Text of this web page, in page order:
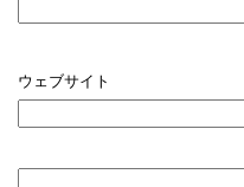
ウェブサイト